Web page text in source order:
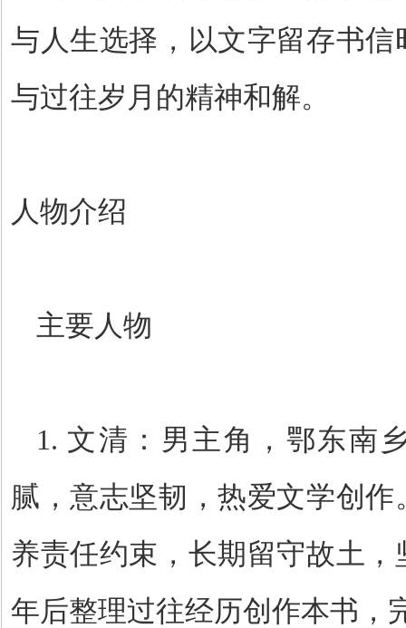
与人生选择，以文字留存书
与过往岁月的精神和解。
人物介绍
主要人物
1. 文清：男主角，鄂东南
腻，意志坚韧，热爱文学创
养责任约束，长期留守故土
年后整理过往经历创作本书，